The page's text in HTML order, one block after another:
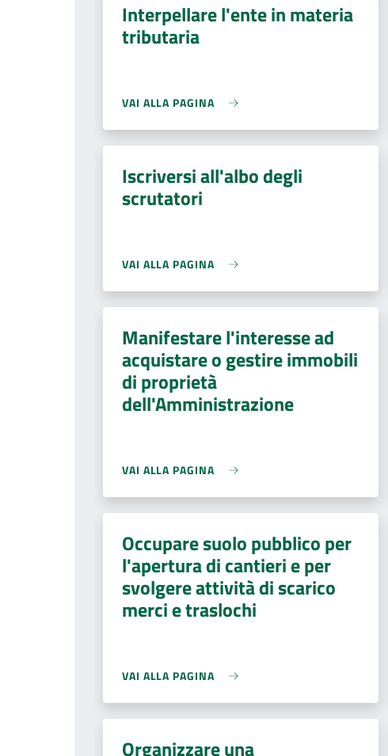
Interpellare l'ente in materia
tributaria
VAI ALLA PAGINA
Iscriversi all'albo degli
scrutatori
VAI ALLA PAGINA
Manifestare l'interesse ad
acquistare o gestire immobili
di proprietà
dell'Amministrazione
VAI ALLA PAGINA
Occupare suolo pubblico per
l'apertura di cantieri e per
svolgere attività di scarico
merci e traslochi
VAI ALLA PAGINA
Organizzare una